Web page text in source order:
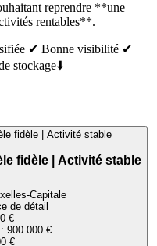
reprendre **une
rentables**.
✔ Bonne visibilité ✔
stockage⬇️
fidèle | Activité stable
Capitale
de détail
€
: 900.000 €
€